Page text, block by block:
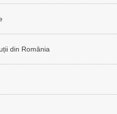
din România